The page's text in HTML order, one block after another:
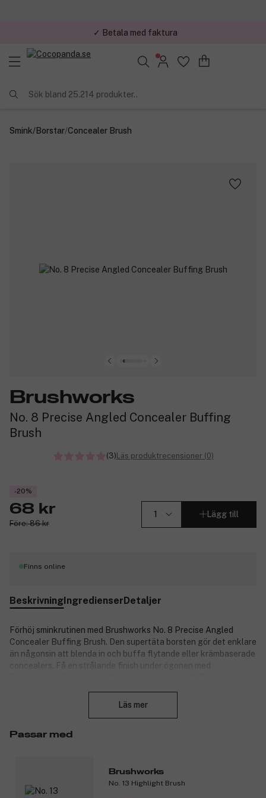
Sök bland 25.214 produkter..
Smink/Borstar/Concealer Brush
Brushworks
No. 8 Precise Angled Concealer Buffing
Brush
(3) Läs produktrecensioner (0)
-20%
68 kr
Före: 86 kr
Lägg till
Finns online
BeskrivningIngredienserDetaljer
Förhöj sminkrutinen med Brushworks No. 8 Precise Angled
Concealer Buffing Brush. Den supertäta borsten gör det enklare
än någonsin att blenda in och buffa flytande eller krämbaserade
concealers. Få en strålande finish under ögonen med
kompakt och därmed ger maximal täckning. Säg hejdå till
behaglig applicering av krämbaserade och flytande produkter.
Läs mer
Passar med
Brushworks
No. 13 Highlight Brush